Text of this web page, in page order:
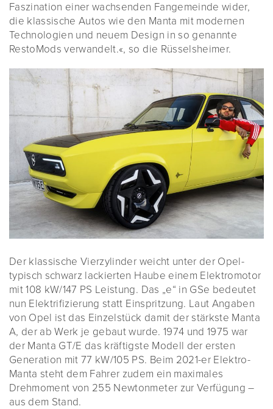
Faszination einer wachsenden Fangemeinde wider,
die klassische Autos wie den Manta mit modernen
Technologien und neuem Design in so genannte
RestoMods verwandelt.«, so die Rüsselsheimer.
Der klassische Vierzylinder weicht unter der Opel-
typisch schwarz lackierten Haube einem Elektromotor
mit 108 kW/147 PS Leistung. Das „e“ in GSe bedeutet
nun Elektrifizierung statt Einspritzung. Laut Angaben
von Opel ist das Einzelstück damit der stärkste Manta
A, der ab Werk je gebaut wurde. 1974 und 1975 war
der Manta GT/E das kräftigste Modell der ersten
Generation mit 77 kW/105 PS. Beim 2021-er Elektro-
Manta steht dem Fahrer zudem ein maximales
Drehmoment von 255 Newtonmeter zur Verfügung –
aus dem Stand.